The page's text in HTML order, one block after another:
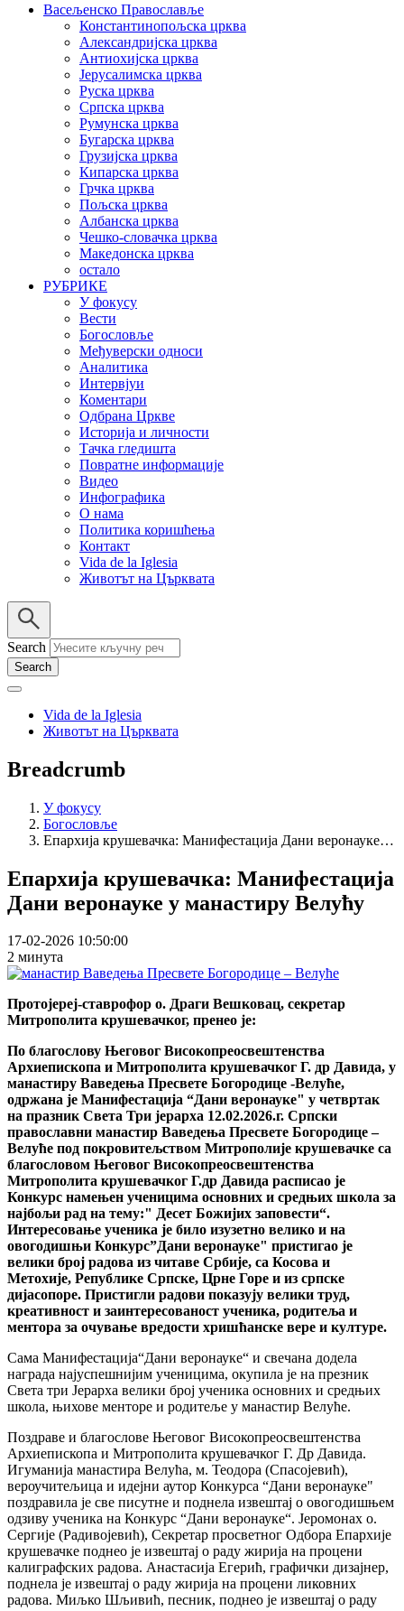
Васељенско Православље
Константинопољска црква
Александријска црква
Антиохијска црква
Јерусалимска црква
Руска црква
Српска црква
Румунска црква
Бугарска црква
Грузијска црква
Кипарска црква
Грчка црква
Пољска црква
Албанска црква
Чешко-словачка црква
Македонска црква
остало
РУБРИКЕ
У фокусу
Вести
Богословље
Међуверски односи
Аналитика
Интервјуи
Коментари
Одбрана Цркве
Историја и личности
Тачка гледишта
Повратне информације
Видео
Инфографика
О нама
Политика коришћења
Контакт
Vida de la Iglesia
Животът на Църквата
Search
Vida de la Iglesia
Животът на Църквата
Breadcrumb
У фокусу
Богословље
Епархија крушевачка: Манифестација Дани веронауке…
Епархија крушевачка: Манифестација
Дани веронауке у манастиру Велућу
17-02-2026 10:50:00
2 минута
Протојереј-ставрофор о. Драги Вешковац, секретар
Митрополита крушевачког, пренео је:
По благослову Његовог Високопреосвештенства
Архиепископа и Митрополита крушевачког Г. др Давида, у
манастиру Ваведења Пресвете Богородице -Велуће,
одржана је Манифестација “Дани веронауке" у четвртак
на празник Света Три јерарха 12.02.2026.г. Српски
православни манастир Ваведења Пресвете Богородице –
Велуће под покровитељством Митрополије крушевачке са
благословом Његовог Високопреосвештенства
Митрополита крушевачког Г.др Давида расписао је
Конкурс намењен ученицима основних и средњих школа за
најбољи рад на тему:" Десет Божијих заповести“.
Интересовање ученика је било изузетно велико и на
овогодишњи Конкурс”Дани веронауке" пристигао је
велики број радова из читаве Србије, са Косова и
Метохије, Републике Српске, Црне Горе и из српске
дијасопоре. Пристигли радови показују велики труд,
креативност и заинтересованост ученика, родитеља и
ментора за очување вредости хришћанске вере и културе.
Сама Манифестација“Дани веронауке“ и свечана додела
награда најуспешнијим ученицима, окупила је на презник
Света три Јерарха велики број ученика основних и средњих
школа, њихове менторе и родитеље у манастир Велуће.
Поздраве и благослове Његовог Високопреосвештенства
Архиепископа и Митрополита крушевачког Г. Др Давида.
Игуманија манастира Велућа, м. Теодора (Спасојевић),
вероучитељица и идејни аутор Конкурса “Дани веронауке"
поздравила је све писутне и поднела извештај о овогодишњем
одзиву ученика на Конкурс “Дани веронауке“. Јеромонах о.
Сергије (Радивојевић), Секретар просветног Одбора Епархије
крушевачке поднео је извештај о раду жирија на процени
калиграфских радова. Анастасија Егерић, графички дизајнер,
поднела је извештај о раду жирија на процени ликовних
радова. Миљко Шљивић, песник, поднео је извештај о раду